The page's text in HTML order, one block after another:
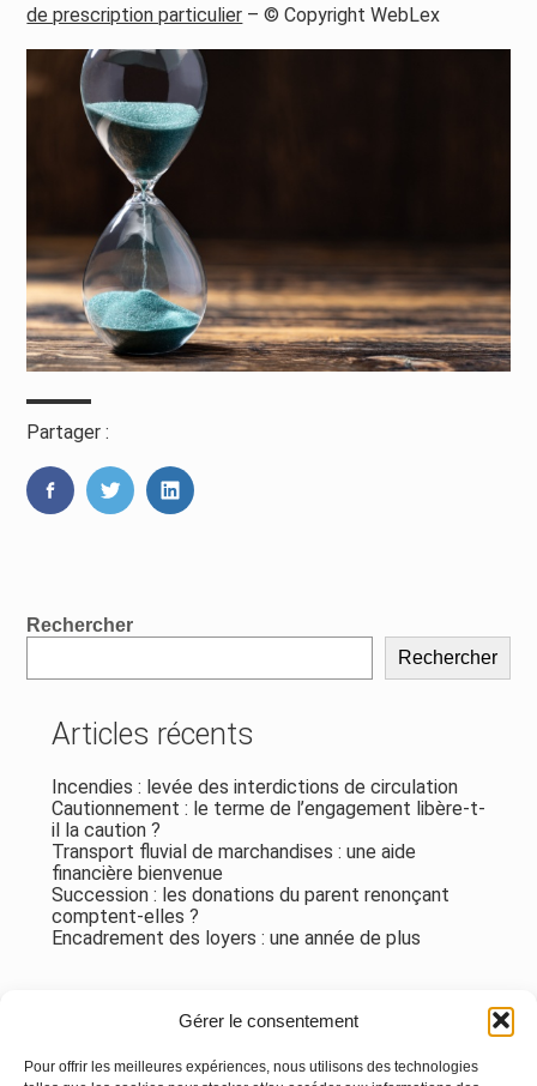
Gérer le consentement
Pour offrir les meilleures expériences, nous utilisons des technologies
de prescription particulier – © Copyright WebLex
Partager :
FaceBookTwitterLinkedIn
Blog
Rechercher
Rechercher
Articles récents
Incendies : levée des interdictions de circulation
Cautionnement : le terme de l’engagement libère-t-
il la caution ?
Transport fluvial de marchandises : une aide
financière bienvenue
Succession : les donations du parent renonçant
comptent-elles ?
Encadrement des loyers : une année de plus
Aucun commentaire à afficher.